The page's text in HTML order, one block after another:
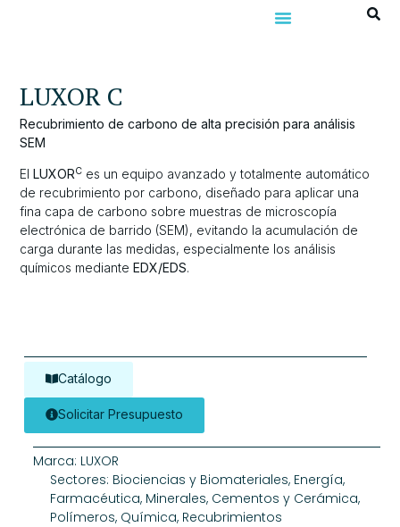
LUXOR C
Recubrimiento de carbono de alta precisión para análisis
SEM
ElLUXORC es un equipo avanzado y totalmente automático
de recubrimiento por carbono, diseñado para aplicar una
fina capa de carbono sobre muestras de microscopía
electrónica de barrido (SEM), evitando la acumulación de
carga durante las medidas, especialmente los análisis
químicos medianteEDX/EDS.
Catálogo
Solicitar Presupuesto
Marca: LUXOR
Sectores: Biociencias y Biomateriales, Energía,
Farmacéutica, Minerales, Cementos y Cerámica,
Polímeros, Química, Recubrimientos